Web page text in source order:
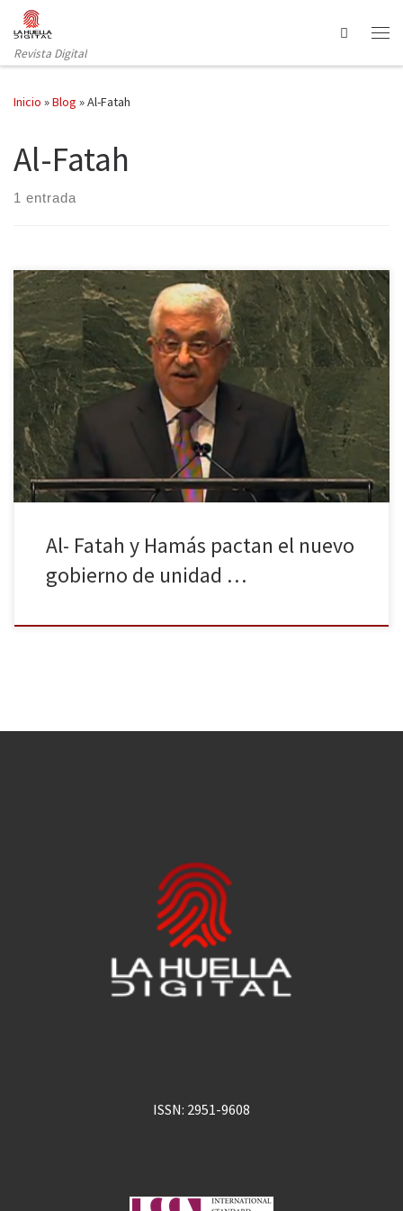
Saltar al contenido
Revista Digital
Search
Inicio »Blog »Al-Fatah
Al-Fatah
1 entrada
Tras siete años de enfrentamientos, los dos principales grupos
políticos palestinos, el nacionalista Al Fatah y el islamista Hamás,
han hecho oficial el nacimiento del nuevo gobierno de unidad
nacional. El ejecutivo formado por 17 ministros designados por
ambas fuerzas, ejercerá la autoridad sobre el país durante seis
meses hasta […]
Al- Fatah y Hamás pactan el nuevo
gobierno de unidad …
ISSN: 2951-9608